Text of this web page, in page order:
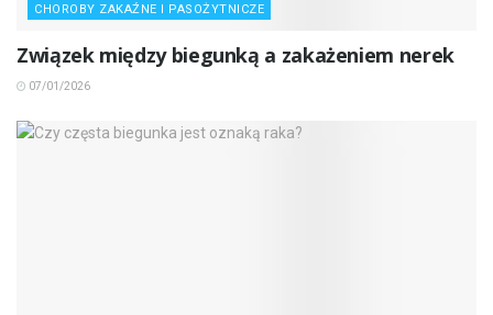
CHOROBY ZAKAŹNE I PASOŻYTNICZE
Związek między biegunką a zakażeniem nerek
07/01/2026